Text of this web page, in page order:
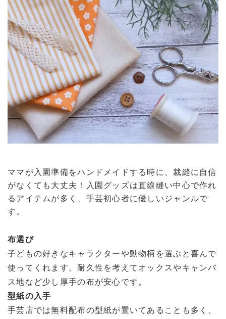
ママが入園準備をハンドメイドする時に、裁縫に自信
がなくても大丈夫！入園グッズは直線縫い中心で作れ
るアイテムが多く、手芸初心者に優しいジャンルで
す。
布選び
子どもの好きなキャラクターや動物柄を選ぶと喜んで
使ってくれます。耐久性を考えてオックスやキャンバ
ス地など少し厚手の布が安心です。
型紙の入手
手芸店では無料配布の型紙が置いてあることも多く、